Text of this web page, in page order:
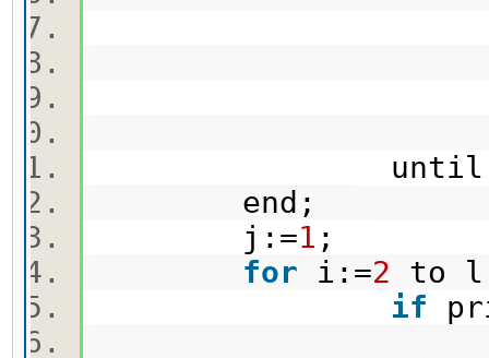
until
end;
j:=1 ;
for i:=2 to
if